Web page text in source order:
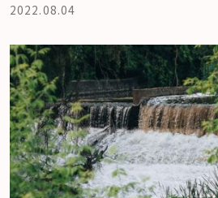
2022.08.04